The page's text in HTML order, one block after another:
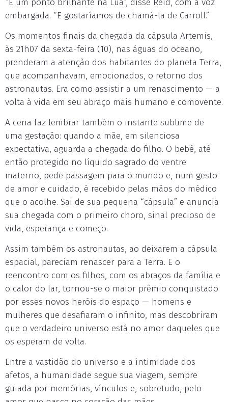
“É um ponto brilhante na Lua”, disse Reid, com a voz
embargada. “E gostaríamos de chamá-la de Carroll.”
Os momentos finais da chegada da cápsula Artemis,
às 21h07 da sexta-feira (10), nas águas do oceano,
prenderam a atenção dos habitantes do planeta Terra,
que acompanhavam, emocionados, o retorno dos
astronautas. Era como assistir a um renascimento — a
volta à vida em seu abraço mais humano e comovente.
A cena faz lembrar também o instante sublime de
uma gestação: quando a mãe, em silenciosa
expectativa, aguarda a chegada do filho. O bebê, até
então protegido no líquido sagrado do ventre
materno, pede passagem para o mundo e, num gesto
de amor e cuidado, é recebido pelas mãos do médico
que o acolhe. Sai de sua pequena “cápsula” e anuncia
sua chegada com o primeiro choro, sinal precioso de
vida, esperança e começo.
Assim também os astronautas, ao deixarem a cápsula
espacial, pareciam renascer para a Terra. E o
reencontro com os filhos, com os abraços da família e
o calor do lar, tornou-se o maior prêmio conquistado
por esses novos heróis do espaço — homens e
mulheres que desafiaram o infinito, mas descobriram
que o verdadeiro universo está no amor daqueles que
os esperam de volta.
Entre a vastidão do universo e a intimidade dos
afetos, a humanidade segue sua viagem, sempre
guiada por memórias, vínculos e, sobretudo, pelo